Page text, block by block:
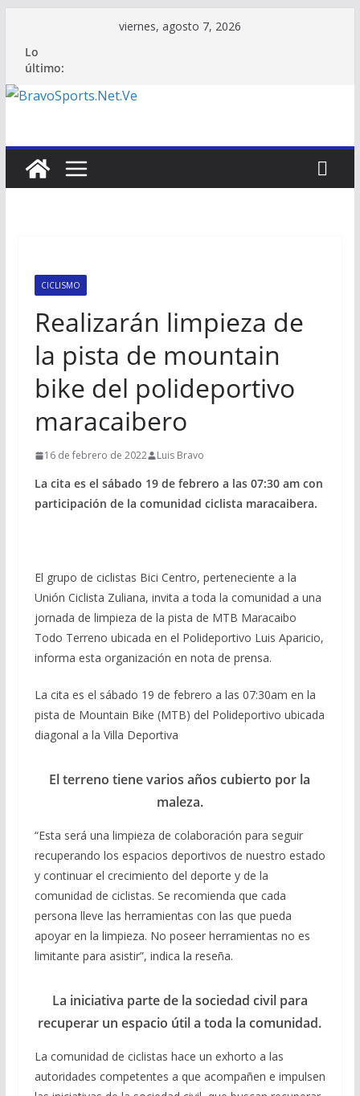
contenido
viernes, agosto 7, 2026
Lo
último:
CICLISMO
Realizarán limpieza de
la pista de mountain
bike del polideportivo
maracaibero
16 de febrero de 2022 Luis Bravo
La cita es el sábado 19 de febrero a las 07:30 am con
participación de la comunidad ciclista maracaibera.
El grupo de ciclistas Bici Centro, perteneciente a la
Unión Ciclista Zuliana, invita a toda la comunidad a una
jornada de limpieza de la pista de MTB Maracaibo
Todo Terreno ubicada en el Polideportivo Luis Aparicio,
informa esta organización en nota de prensa.
La cita es el sábado 19 de febrero a las 07:30am en la
pista de Mountain Bike (MTB) del Polideportivo ubicada
diagonal a la Villa Deportiva
El terreno tiene varios años cubierto por la
maleza.
“Esta será una limpieza de colaboración para seguir
recuperando los espacios deportivos de nuestro estado
y continuar el crecimiento del deporte y de la
comunidad de ciclistas. Se recomienda que cada
persona lleve las herramientas con las que pueda
apoyar en la limpieza. No poseer herramientas no es
limitante para asistir”, indica la reseña.
La iniciativa parte de la sociedad civil para
recuperar un espacio útil a toda la comunidad.
La comunidad de ciclistas hace un exhorto a las
autoridades competentes a que acompañen e impulsen